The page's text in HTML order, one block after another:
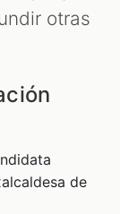
otras
de